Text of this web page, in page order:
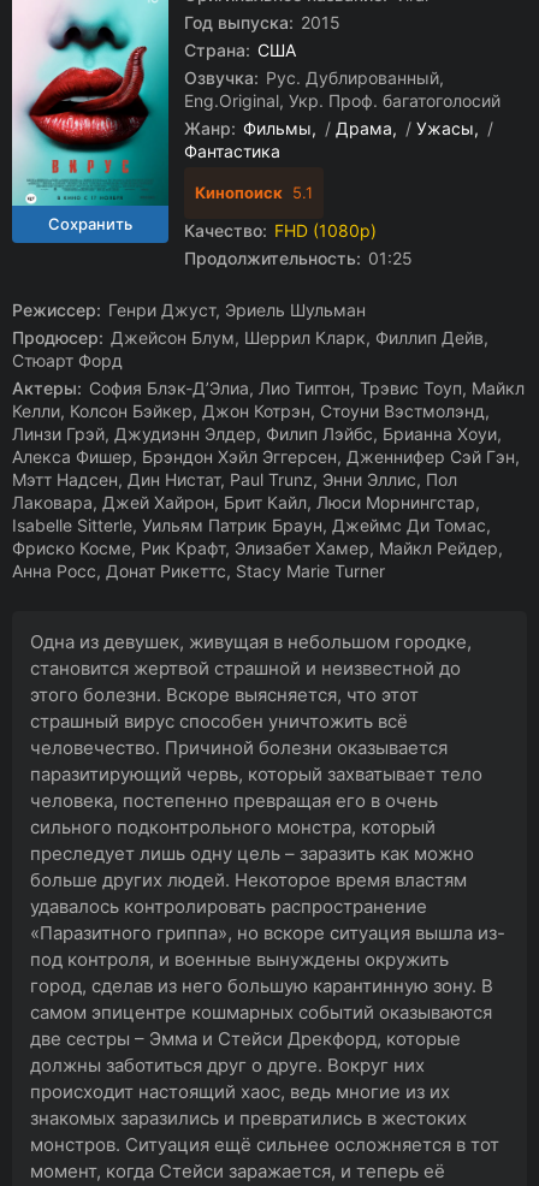
Год выпуска: 2015
Страна: США
Озвучка: Рус. Дублированный,
Eng.Original, Укр. Проф. багатоголосий
Жанр: Фильмы / Драма / Ужасы
/
Фантастика
Кинопоиск 5.1
Качество: FHD (1080p)
Продолжительность: 01:25
Режиссер: Генри Джуст, Эриель Шульман
Продюсер: Джейсон Блум, Шеррил Кларк, Филлип Дейв,
Стюарт Форд
Актеры: София Блэк-Д’Элиа, Лио Типтон, Трэвис Тоуп, Майкл
Келли, Колсон Бэйкер, Джон Котрэн, Стоуни Вэстмолэнд,
Линзи Грэй, Джудиэнн Элдер, Филип Лэйбс, Брианна Хоуи,
Алекса Фишер, Брэндон Хэйл Эггерсен, Дженнифер Сэй Гэн,
Мэтт Надсен, Дин Нистат, Paul Trunz, Энни Эллис, Пол
Лаковара, Джей Хайрон, Брит Кайл, Люси Морнингстар,
Isabelle Sitterle, Уильям Патрик Браун, Джеймс Ди Томас,
Фриско Косме, Рик Крафт, Элизабет Хамер, Майкл Рейдер,
Анна Росс, Донат Рикеттс, Stacy Marie Turner
Одна из девушек, живущая в небольшом городке,
становится жертвой страшной и неизвестной до
этого болезни. Вскоре выясняется, что этот
страшный вирус способен уничтожить всё
человечество. Причиной болезни оказывается
паразитирующий червь, который захватывает тело
человека, постепенно превращая его в очень
сильного подконтрольного монстра, который
преследует лишь одну цель – заразить как можно
больше других людей. Некоторое время властям
удавалось контролировать распространение
«Паразитного гриппа», но вскоре ситуация вышла из-
под контроля, и военные вынуждены окружить
город, сделав из него большую карантинную зону. В
самом эпицентре кошмарных событий оказываются
две сестры – Эмма и Стейси Дрекфорд, которые
должны заботиться друг о друге. Вокруг них
происходит настоящий хаос, ведь многие из их
знакомых заразились и превратились в жестоких
монстров. Ситуация ещё сильнее осложняется в тот
момент, когда Стейси заражается, и теперь её